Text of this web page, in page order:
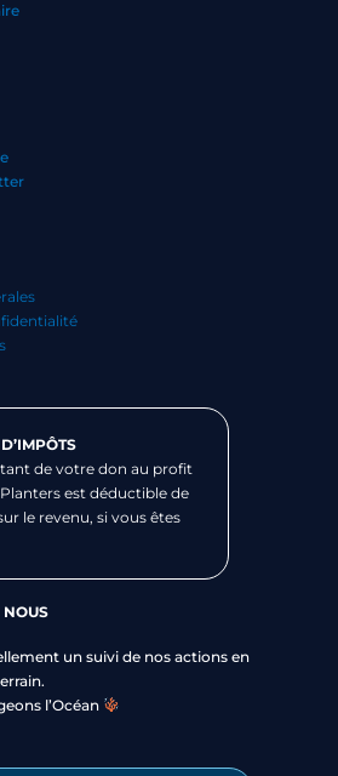
de votre don au profit
est déductible de
le revenu, si vous êtes
NOUS
un suivi de nos actions en
l’Océan